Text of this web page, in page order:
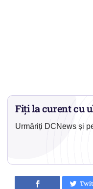
Fiți la curent cu
Urmăriți DCNews și